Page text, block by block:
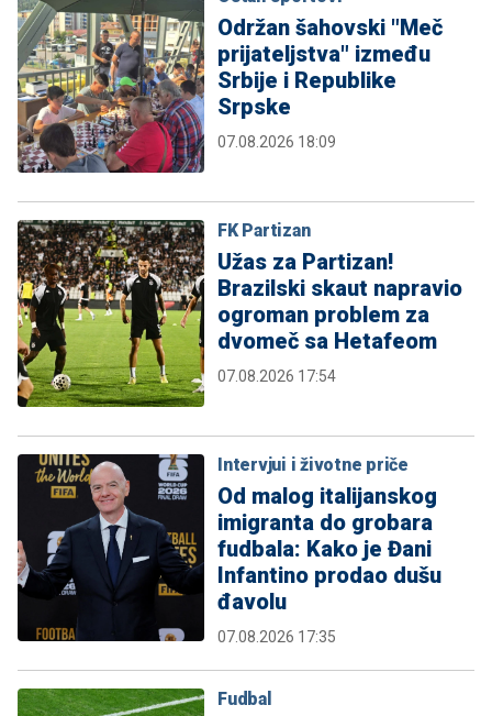
Održan šahovski "Meč
prijateljstva" između
Srbije i Republike
Srpske
07.08.2026 18:09
FK Partizan
Užas za Partizan!
Brazilski skaut napravio
ogroman problem za
dvomeč sa Hetafeom
07.08.2026 17:54
Intervjui i životne priče
Od malog italijanskog
imigranta do grobara
fudbala: Kako je Đani
Infantino prodao dušu
đavolu
07.08.2026 17:35
Fudbal